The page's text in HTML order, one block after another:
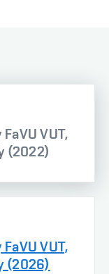
VUT,
(2022)
VUT,
(2026)